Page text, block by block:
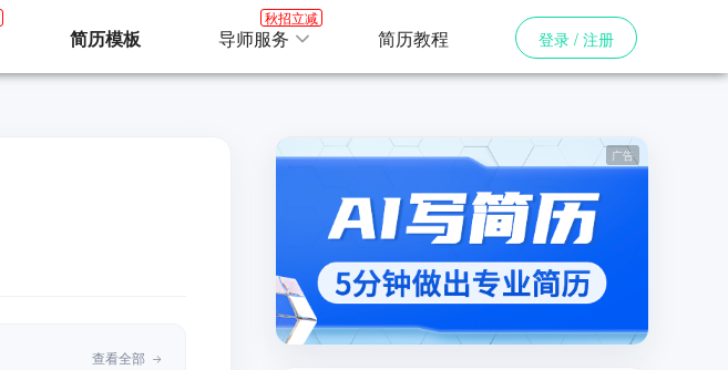
简历模板 导师服务
秋招立减
简历教程 登录 / 注册
查看全部